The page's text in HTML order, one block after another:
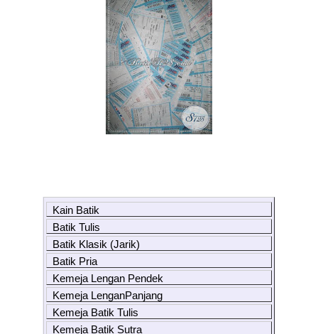
Kain Batik
Batik Tulis
Batik Klasik (Jarik)
Batik Pria
Kemeja Lengan Pendek
Kemeja LenganPanjang
Kemeja Batik Tulis
Kemeja Batik Sutra